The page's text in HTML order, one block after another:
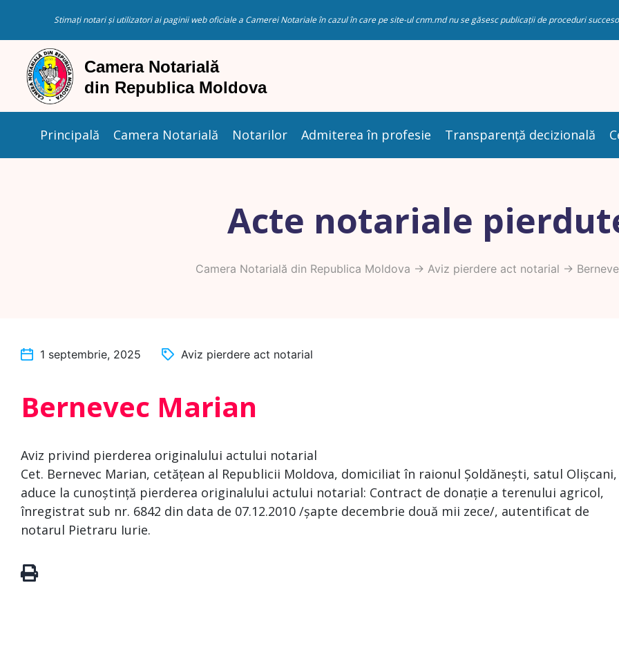
Stimați notari și utilizatori ai paginii web oficiale a Camerei Notariale în cazul în care pe site-ul cnm.md nu se găsesc publicații de proceduri
Principală Camera Notarială Notarilor Admiterea în profesie Transparență decizională
Acte notariale
Camera Notarială din Republica Moldova -> Aviz pierdere act notarial ->
1 septembrie, 2025 Aviz pierdere act notarial
Bernevec Marian
Aviz privind pierderea originalului actului notarial
Cet. Bernevec Marian, cetățean al Republicii Moldova, domiciliat în raionul Șoldănești, satul Olișcani,
aduce la cunoștință pierderea originalului actului notarial: Contract de donație a terenului agricol,
înregistrat sub nr. 6842 din data de 07.12.2010 /șapte decembrie două mii zece/, autentificat de
notarul Pietraru Iurie.